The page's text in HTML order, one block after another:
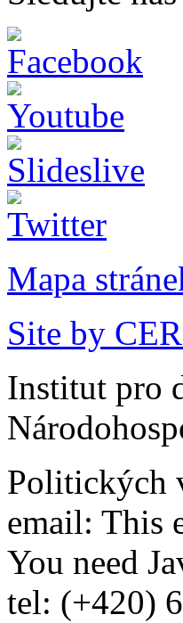
Mapa
Site by
Institut pro
Politických
email: This
You need
tel: (+420)